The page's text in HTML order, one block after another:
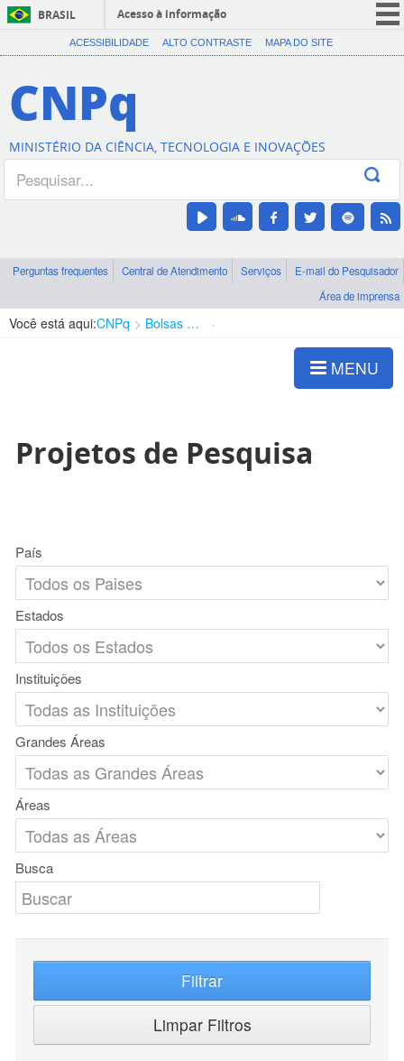
BRASIL
Acesso à informação
CORONAVÍRUS (COVID-19)
Canais
ACESSIBILIDADE ALTO CONTRASTE MAPA DO SITE
CNPq
MINISTÉRIO DA CIÊNCIA, TECNOLOGIA E INOVAÇÕES
Perguntas frequentes Central de Atendimento Serviços
E-mail do Pesquisador
Área de imprensa
Você está aqui:CNPq Bolsas e Auxílios Vigentes
MENU
Projetos de Pesquisa
País
Estados
Instituições
Grandes Áreas
Áreas
Busca
Filtrar
Limpar Filtros